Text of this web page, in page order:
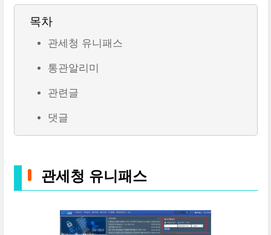
목차
관세청 유니패스
통관알리미
관련글
댓글
관세청 유니패스